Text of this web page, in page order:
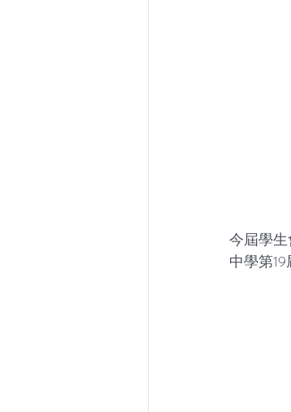
今屆學生
中學第19